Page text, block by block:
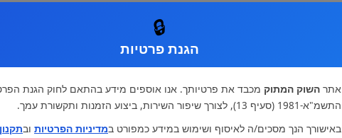
🔒
הגנת פרטיות
אתר השוק המתוק מכבד את פרטיותך. אנו אוספים מידע בהתאם לחוק הגנת
התשמ"א-1981 (סעיף 13), לצורך שיפור השירות, ביצוע הזמנות ותקשורת עמך.
באישורך הנך מסכים/ה לאיסוף ושימוש במידע כמפורט במדיניות הפרטיות ובתקנון